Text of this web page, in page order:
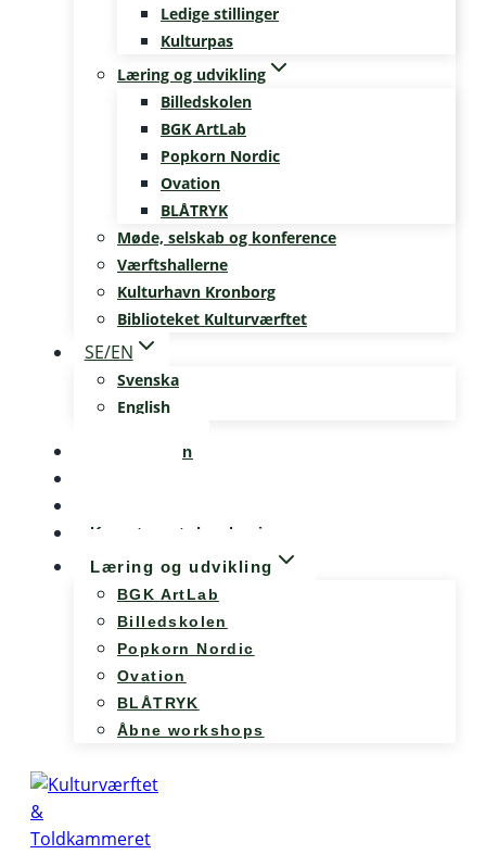
Ledige stillinger
Kulturpas
Læring og udvikling
Billedskolen
BGK ArtLab
Popkorn Nordic
Ovation
BLÅTRYK
Møde, selskab og konference
Værftshallerne
Kulturhavn Kronborg
Biblioteket Kulturværftet
SE/EN
Svenska
English
Kalenderen
Kunst og teknologi
Læring og udvikling
BGK ArtLab
Billedskolen
Popkorn Nordic
Ovation
BLÅTRYK
Åbne workshops